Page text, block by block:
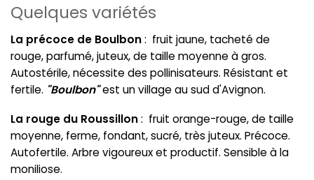
Quelques variétés
La précoce de Boulbon: fruit jaune, tacheté de
rouge, parfumé, juteux, de taille moyenne à gros.
Autostérile, nécessite des pollinisateurs. Résistant et
fertile. "Boulbon"est un village au sud d'Avignon.
La rouge du Roussillon: fruit orange-rouge, de taille
moyenne, ferme, fondant, sucré, très juteux. Précoce.
Autofertile. Arbre vigoureux et productif. Sensible à la
moniliose.